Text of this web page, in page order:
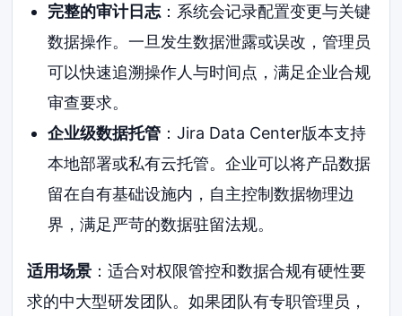
完整的审计日志：系统会记录配置变更与关键
数据操作。一旦发生数据泄露或误改，管理员
可以快速追溯操作人与时间点，满足企业合规
审查要求。
企业级数据托管：Jira Data Center版本支持
本地部署或私有云托管。企业可以将产品数据
留在自有基础设施内，自主控制数据物理边
界，满足严苛的数据驻留法规。
适用场景 ：适合对权限管控和数据合规有硬性要
求的中大型研发团队。如果团队有专职管理员，